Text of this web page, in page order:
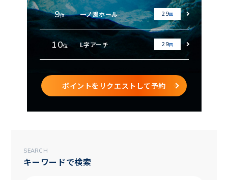
9位 一ノ瀬ホール 29回
10位 L字アーチ 29回
ポイントをリクエストして予約
SEARCH
キーワードで検索